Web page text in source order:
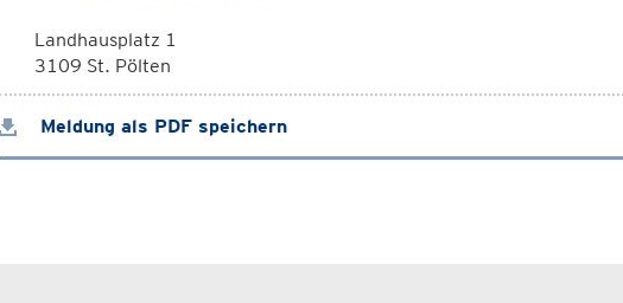
Landhausplatz 1
3109 St. Pölten
Meldung als PDF speichern